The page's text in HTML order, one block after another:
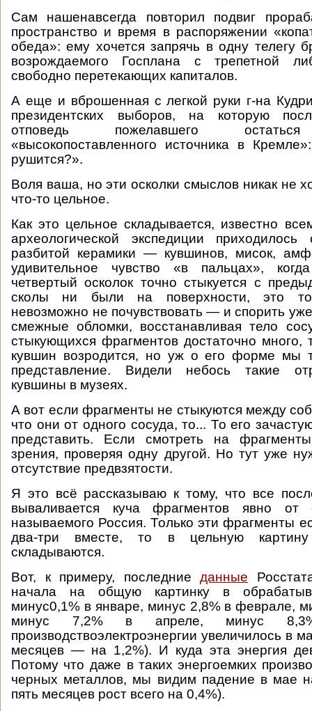
Сам нашенавсегда повторил подвиг
пространство и время в распоряжении
обеда»: ему хочется запрячь в одну телегу
возрождаемого Госплана с трепетной
свободно перетекающих капиталов.
А еще и вброшенная с легкой руки г-на
президентских выборов, на которую
отповедь пожелавшего
«высокопоставленного источника в
рушится?».
Воля ваша, но эти осколки смыслов никак не
что-то цельное.
Как это цельное складывается, известно
археологической экспедиции приходилось
разбитой керамики — кувшинов, мисок,
удивительное чувство «в пальцах»,
четвертый осколок точно стыкуется с
сколы ни были на поверхности, это
невозможно не почувствовать — и спорить
смежные обломки, восстанавливая тело
стыкующихся фрагментов достаточно много,
кувшин возродится, но уж о его форме мы
представление. Видели небось такие
кувшины в музеях.
А вот если фрагменты не стыкуются между
что они от одного сосуда, то... То его
представить. Если смотреть на
зрения, проверяя одну другой. Но тут уже
отсутствие предвзятости.
Я это всё рассказываю к тому, что все
вываливается куча фрагментов явно от
называемого Россия. Только эти фрагменты
два-три вместе, то в цельную
складываются.
Вот, к примеру, последниеданные
начала на общую картинку в
минус0,1% в январе, минус 2,8% в феврале,
минус 7,2% в апреле, минус
производствоэлектроэнергии увеличилось в
месяцев — на 1,2%). И куда эта энергия
Потому что даже в таких энергоемких
черных металлов, мы видим падение в мае
пять месяцев рост всего на 0,4%).